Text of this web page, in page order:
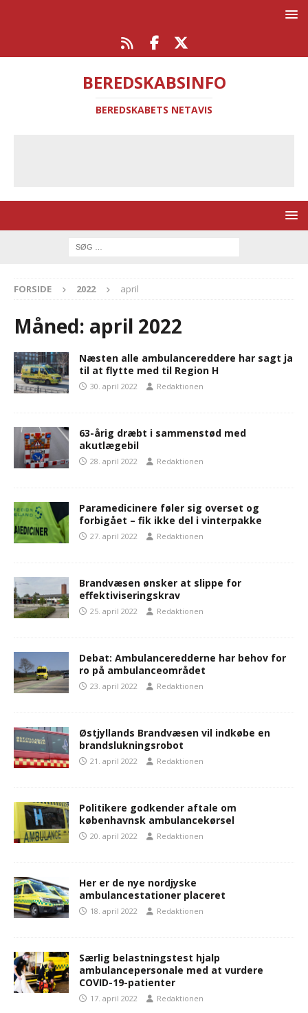
BEREDSKABSINFO
BEREDSKABETS NETAVIS
FORSIDE 2022 april
Måned: april 2022
Næsten alle ambulancereddere har sagt ja
til at flytte med til Region H
30. april 2022 Redaktionen
63-årig dræbt i sammenstød med
akutlægebil
28. april 2022 Redaktionen
Paramedicinere føler sig overset og
forbigået – fik ikke del i vinterpakke
27. april 2022 Redaktionen
Brandvæsen ønsker at slippe for
effektiviseringskrav
25. april 2022 Redaktionen
Debat: Ambulanceredderne har behov for
ro på ambulanceområdet
23. april 2022 Redaktionen
Østjyllands Brandvæsen vil indkøbe en
brandslukningsrobot
21. april 2022 Redaktionen
Politikere godkender aftale om
københavnsk ambulancekørsel
20. april 2022 Redaktionen
Her er de nye nordjyske
ambulancestationer placeret
18. april 2022 Redaktionen
Særlig belastningstest hjalp
ambulancepersonale med at vurdere
COVID-19-patienter
17. april 2022 Redaktionen